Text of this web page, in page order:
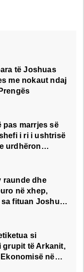
të Joshuas
me nokaut ndaj
pas marrjes së
i ri i ushtrisë
urdhëron
madh
raunde dhe
në xhep,
fituan Joshua
si
grupit të Arkanit,
në